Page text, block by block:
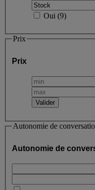
Oui (9)
Prix
Prix
Autonomie de
Autonomie de